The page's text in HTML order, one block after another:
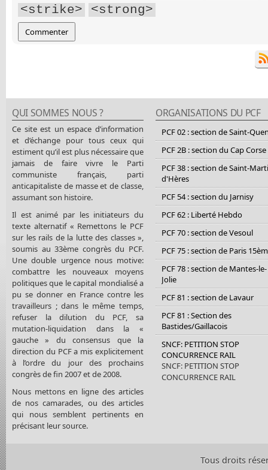
<strike>
<strong>
QUI SOMMES NOUS ?
Ce site est un espace d’information
et d’échange pour tous ceux qui
estiment qu’il est plus nécessaire que
jamais de faire vivre le Parti
communiste français, parti
anticapitaliste de masse et de classe,
assumant son histoire.
Il est animé par les initiateurs du
texte alternatif « Remettons le PCF
sur les rails de la lutte des classes »,
soumis au 33ème congrès du PCF.
Une double urgence nous motive:
combattre les nouveaux moyens
politiques que le capital mondialisé a
pu se donner en France contre les
travailleurs ; dans le même temps,
refuser la dilution du PCF, sa
mutation-liquidation dans la «
gauche » du consensus que la
direction du PCF a mis explicitement
à l’ordre du jour des prochains
congrès de fin 2007 et de 2008.
Nous mettons en ligne des articles
de nos camarades, ou des articles
qui nous semblent pertinents en
précisant leur source.
ORGANISATIONS DU PCF
PCF 02 : section de Saint-
PCF 2B : section du Cap Corse
PCF 38 : section de Saint-
d'Hères
PCF 54 : section du Jarnisy
PCF 62 : Liberté Hebdo
PCF 70 : section de Vesoul
PCF 75 : section de Paris
PCF 78 : section de Mantes-le-
Jolie
PCF 81 : section de Lavaur
PCF 81 : Section des
Bastides/Gaillacois
SNCF: PETITION STOP
CONCURRENCE RAIL
SNCF: PETITION STOP
CONCURRENCE RAIL
Tous droits